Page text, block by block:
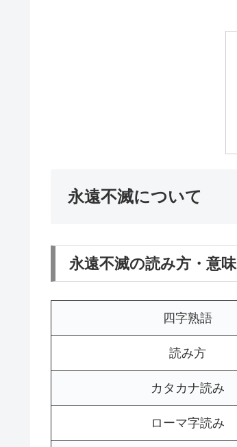
永遠不滅について
永遠不滅の読み方・意味
四字熟語
読み方
カタカナ読み
ローマ字読み